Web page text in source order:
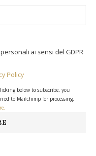
ai sensi del GDPR
Policy
below to subscribe, you
to Mailchimp for processing.